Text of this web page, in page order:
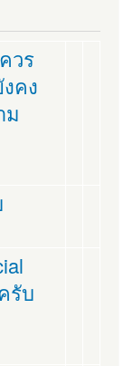
วร
คง
ม
รับ